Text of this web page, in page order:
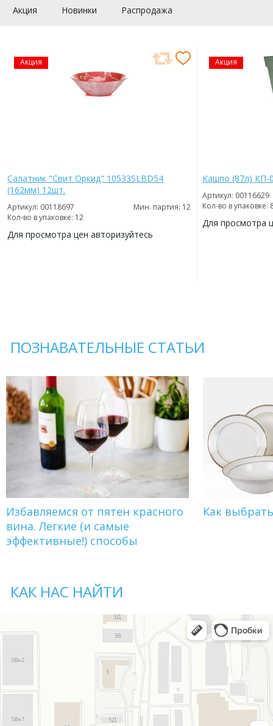
Акция Новинки Распродажа
Акция
Салатник "Свит Оркид" 10533SLBD54
(162мм) 12шт.
Артикул: 00118697
Мин. партия: 12
Кол-во в упаковке: 12
Для просмотра цен авторизуйтесь
Акция
Кашпо (87л) КП-
Артикул: 00116629
Кол-во в упаковке:
Для просмотра
ПОЗНАВАТЕЛЬНЫЕ СТАТЬИ
Избавляемся от пятен красного
вина. Легкие (и самые
эффективные!) способы
Как
КАК НАС НАЙТИ